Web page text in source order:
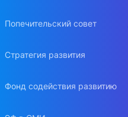
Попечительский совет
Стратегия развития
Фонд содействия развитию